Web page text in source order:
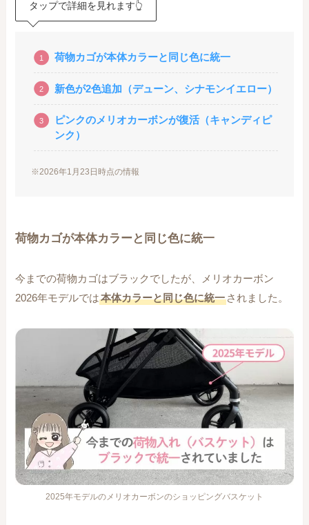
タップで詳細を見れます👆
荷物カゴが本体カラーと同じ色に統一
新色が2色追加（デューン、シナモンイエロー）
ピンクのメリオカーボンが復活（キャンディピ
ンク）
※2026年1月23日時点の情報
荷物カゴが本体カラーと同じ色に統一
今までの荷物カゴはブラックでしたが、メリオカーボン
2026年モデルでは本体カラーと同じ色に統一 されました。
2025年モデルのメリオカーボンのショッピングバスケット